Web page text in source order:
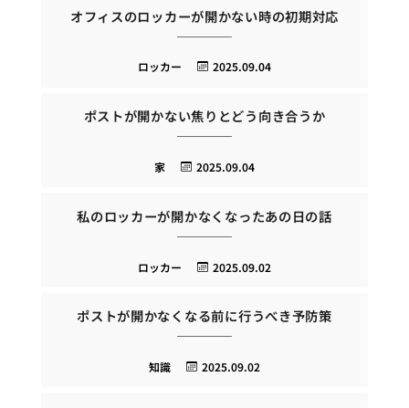
オフィスのロッカーが開かない時の初期対応
2025.09.04
ロッカー
ポストが開かない焦りとどう向き合うか
2025.09.04
家
私のロッカーが開かなくなったあの日の話
2025.09.02
ロッカー
ポストが開かなくなる前に行うべき予防策
2025.09.02
知識